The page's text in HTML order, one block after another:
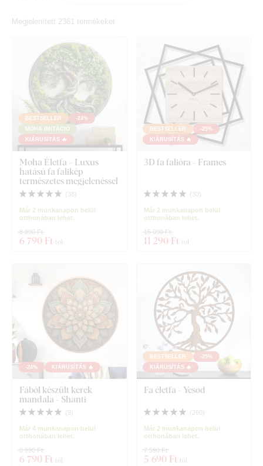
Megjelenített 2361 termékeket
BESTSELLER
-24%
MOHA IMITÁCIÓ
KIÁRUSÍTÁS 🔥
Moha Életfa – Luxus
hatású fa falikép
természetes megjelenéssel
( 38 )
Már 2 munkanapon belül
otthonában lehet.
6 790 Ft -tól
8 990 Ft
BESTSELLER
-25%
KIÁRUSÍTÁS 🔥
3D fa falióra - Frames
( 30 )
Már 2 munkanapon belül
otthonában lehet.
11 290 Ft -tól
15 090 Ft
-24% KIÁRUSÍTÁS 🔥
Fából készült kerek
mandala - Shanti
( 9)
Már 4 munkanapon belül
otthonában lehet.
6 790 Ft -tól
8 990 Ft
BESTSELLER
-25%
KIÁRUSÍTÁS 🔥
Fa életfa - Yesod
( 260)
Már 2 munkanapon belül
otthonában lehet.
5 690 Ft -tól
7 590 Ft